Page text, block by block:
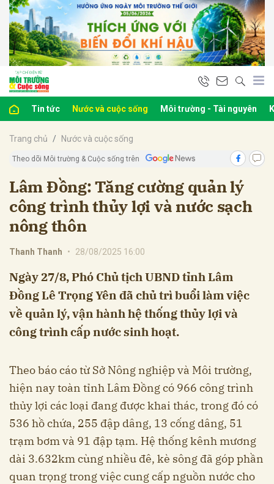
Tin tức Nước và cuộc sống Môi trường - Tài nguyên
Trang chủ Nước và cuộc sống
Theo dõi Môi trường & Cuộc sống trên
Lâm Đồng: Tăng cường quản lý
công trình thủy lợi và nước sạch
nông thôn
Thanh Thanh • 28/08/2025 16:00
Ngày 27/8, Phó Chủ tịch UBND tỉnh Lâm
Đồng Lê Trọng Yên đã chủ trì buổi làm việc
về quản lý, vận hành hệ thống thủy lợi và
công trình cấp nước sinh hoạt.
Theo báo cáo từ Sở Nông nghiệp và Môi trường,
hiện nay toàn tỉnh Lâm Đồng có 966 công trình
thủy lợi các loại đang được khai thác, trong đó có
536 hồ chứa, 255 đập dâng, 13 cống dâng, 51
trạm bơm và 91 đập tạm. Hệ thống kênh mương
dài 3.632km cùng nhiều đê, kè sông đã góp phần
quan trọng trong việc cung cấp nguồn nước cho
luận
Hủy